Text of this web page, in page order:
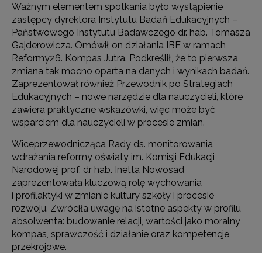
Ważnym elementem spotkania było wystąpienie
zastępcy dyrektora Instytutu Badań Edukacyjnych –
Państwowego Instytutu Badawczego dr. hab. Tomasza
Gajderowicza. Omówił on działania IBE w ramach
Reformy26. Kompas Jutra. Podkreślił, że to pierwsza
zmiana tak mocno oparta na danych i wynikach badań.
Zaprezentował również Przewodnik po Strategiach
Edukacyjnych – nowe narzędzie dla nauczycieli, które
zawiera praktyczne wskazówki, więc może być
wsparciem dla nauczycieli w procesie zmian.
Wiceprzewodnicząca Rady ds. monitorowania
wdrażania reformy oświaty im. Komisji Edukacji
Narodowej prof. dr hab. Inetta Nowosad
zaprezentowała kluczową rolę wychowania
i profilaktyki w zmianie kultury szkoły i procesie
rozwoju. Zwróciła uwagę na istotne aspekty w profilu
absolwenta: budowanie relacji, wartości jako moralny
kompas, sprawczość i działanie oraz kompetencje
przekrojowe.